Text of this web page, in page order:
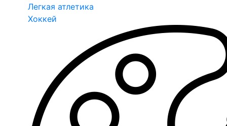
Легкая атлетика
Хоккей